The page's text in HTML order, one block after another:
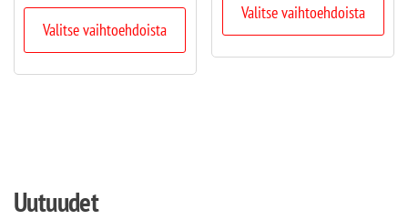
Valitse vaihtoehdoista
Valitse vaihtoehdoista
Uutuudet